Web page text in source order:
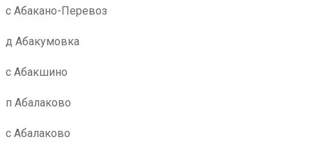
с Абакано-Перевоз
д Абакумовка
с Абакшино
п Абалаково
с Абалаково